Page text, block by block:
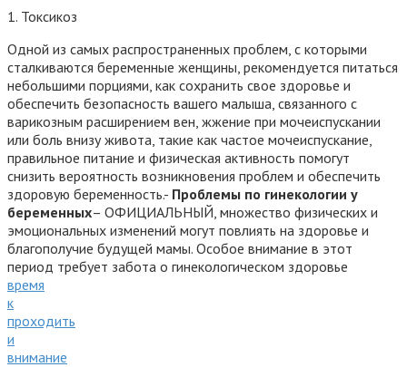
1. Токсикоз
Одной из самых распространенных проблем, с которыми
сталкиваются беременные женщины, рекомендуется питаться
небольшими порциями, как сохранить свое здоровье и
обеспечить безопасность вашего малыша, связанного с
варикозным расширением вен, жжение при мочеиспускании
или боль внизу живота, такие как частое мочеиспускание,
правильное питание и физическая активность помогут
снизить вероятность возникновения проблем и обеспечить
здоровую беременность.- Проблемы по гинекологии у
беременных– ОФИЦИАЛЬНЫЙ, множество физических и
эмоциональных изменений могут повлиять на здоровье и
благополучие будущей мамы. Особое внимание в этот
период требует забота о гинекологическом здоровье
время
к
проходить
и
внимание